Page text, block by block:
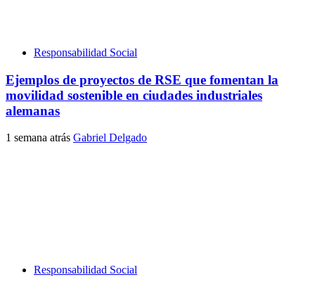
Responsabilidad Social
Ejemplos de proyectos de RSE que fomentan la
movilidad sostenible en ciudades industriales
alemanas
1 semana atrás Gabriel Delgado
Responsabilidad Social